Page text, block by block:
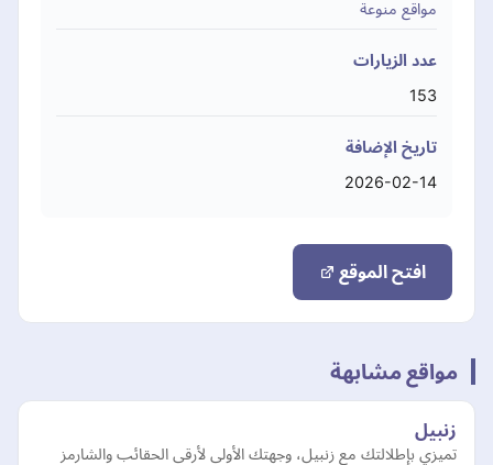
مواقع منوعة
عدد الزيارات
153
تاريخ الإضافة
2026-02-14
افتح الموقع
مواقع مشابهة
زنبيل
تميزي بإطلالتك مع زنبيل، وجهتك الأولى لأرقى الحقائب والشارمز